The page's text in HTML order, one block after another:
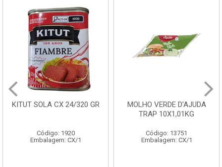
MOLHO VERDE D'AJUDA
Código: 13751
Embalagem: CX/1
FRUTAS CRISTALIZADAS
CX 10KG
Código: 1785
Embalagem: KG/10